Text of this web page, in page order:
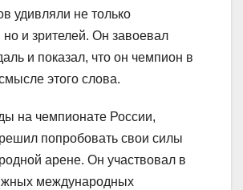
удивляли не только
но и зрителей. Он завоевал
и показал, что он чемпион в
этого слова.
на чемпионате России,
попробовать свои силы
арене. Он участвовал в
международных